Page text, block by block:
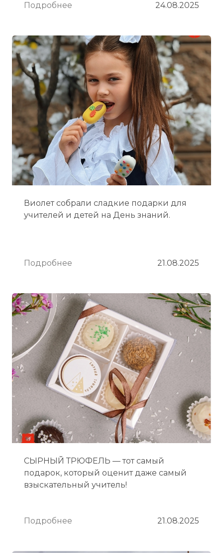
Подробнее 24.08.2025
Виолет собрали сладкие подарки для
учителей и детей на День знаний.
Подробнее 21.08.2025
СЫРНЫЙ ТРЮФЕЛЬ — тот самый
подарок, который оценит даже самый
взыскательный учитель!
Подробнее 21.08.2025